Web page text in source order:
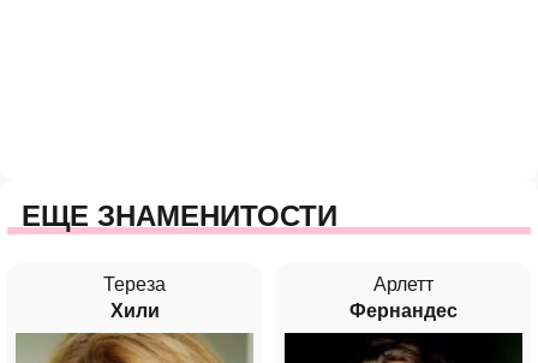
ЕЩЕ ЗНАМЕНИТОСТИ
Тереза
Хили
Арлетт
Фернандес